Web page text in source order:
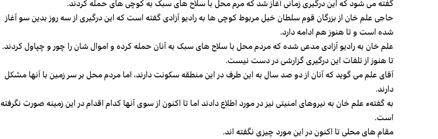
گفته می شود که این درگیری زمانی آغاز شد که مرم محل با سلاح های سبک به کوچی های حمله کردند.
حاجی علم خان از بزرگان قوم سلطان خیل مربوط کوچی ها به رادیو آزادی گفته است که این درگیری از سه روز بدین سو آغاز
شده است و تا هنوز هم ادامه دارد.
علم خان به رادیو آزادی مدعی شده که مردم محل با سلاح های سبک به آنان حمله کرده و اموال شان را چور و چپاول کردند.
تا هنوز از تلفات این درگیری گزارشی در دست نیست.
آقای علم می گوید که آنان از دو صد سال به این طرف در این منطقه سکونت دارند، اما مردم محل بر سر زمین با آنها مشکل
دارند.
به گفتهء علم خان به نیروهای امنیتی نیز در مورد اطلاع دادند اما تا اکنون از سوی آنها کدام اقدام در این زمینه صورت نگرفته
است.
مقام های محلی تا اکنون در این مورد چیزی نگفته اند.